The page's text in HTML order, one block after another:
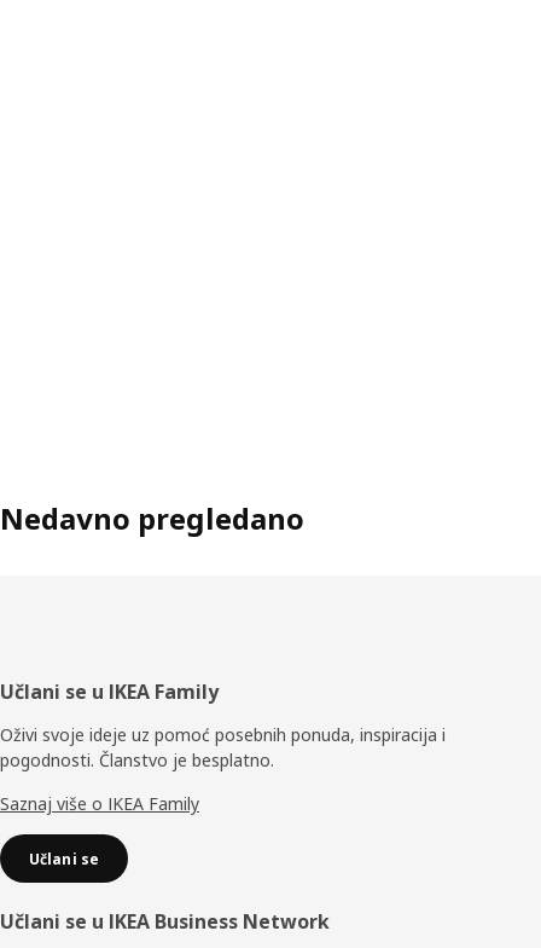
Nedavno pregledano
Podnožje
Učlani se u IKEA Family
Oživi svoje ideje uz pomoć posebnih ponuda, inspiracija i
pogodnosti. Članstvo je besplatno.
Saznaj više o IKEA Family
Učlani se
Učlani se u IKEA Business Network